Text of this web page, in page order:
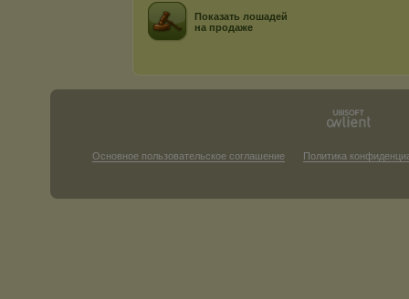
Показать лошадей
на продаже
Основное пользовательское соглашение Политика